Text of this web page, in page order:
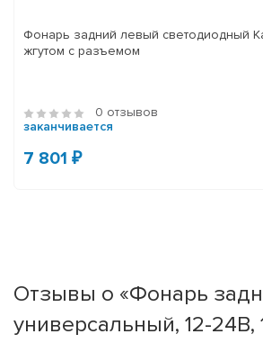
Фонарь задний левый светодиодный
жгутом с разъемом
0 отзывов
заканчивается
7 801 ₽
Отзывы о «Фонарь
универсальный, 12-24В,